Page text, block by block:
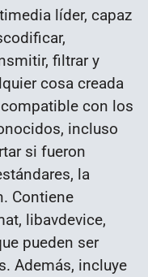
líder, capaz
filtrar y
cosa creada
con los
incluso
si fueron
la
Contiene
libavdevice,
pueden ser
Además, incluye